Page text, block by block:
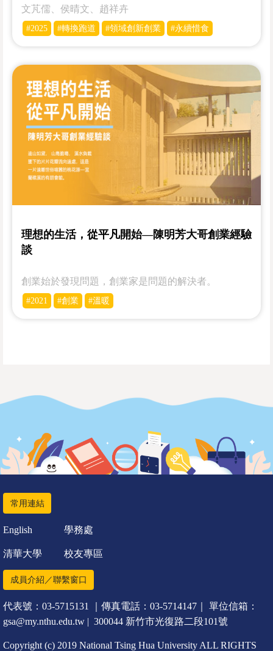
文芃儒、侯晴文、趙祥卉
#2025 #轉換跑道 #領域創新創業 #永續惜食
理想的生活，從平凡開始—陳明芳大哥創業經驗
談
創業始於發現問題，創業家是問題的解決者。
#2021 #創業 #溫暖
常用連結
English 學務處
清華大學 校友專區
成員介紹／聯繫窗口
代表號：03-5715131 ｜傳真電話：03-5714147｜ 單位信箱：
gsa@my.nthu.edu.tw | 300044 新竹市光復路二段101號
Copyright (c) 2019 National Tsing Hua University ALL RIGHTS